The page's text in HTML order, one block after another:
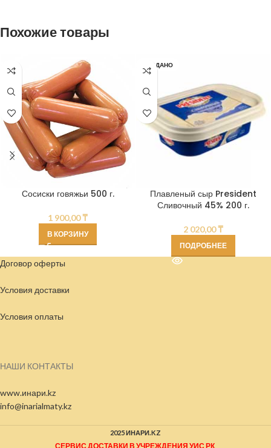
Похожие товары
Сосиски говяжьи 500 г.
1 900,00₸
В КОРЗИНУ
ПРОДАНО
Плавленый сыр President
Сливочный 45% 200 г.
2 020,00₸
ПОДРОБНЕЕ
Договор оферты
Условия доставки
Условия оплаты
НАШИ КОНТАКТЫ
www.инари.kz
info@inarialmaty.kz
2025 ИНАРИ.KZ
СЕРВИС ДОСТАВКИ В УЧРЕЖДЕНИЯ УИС РК